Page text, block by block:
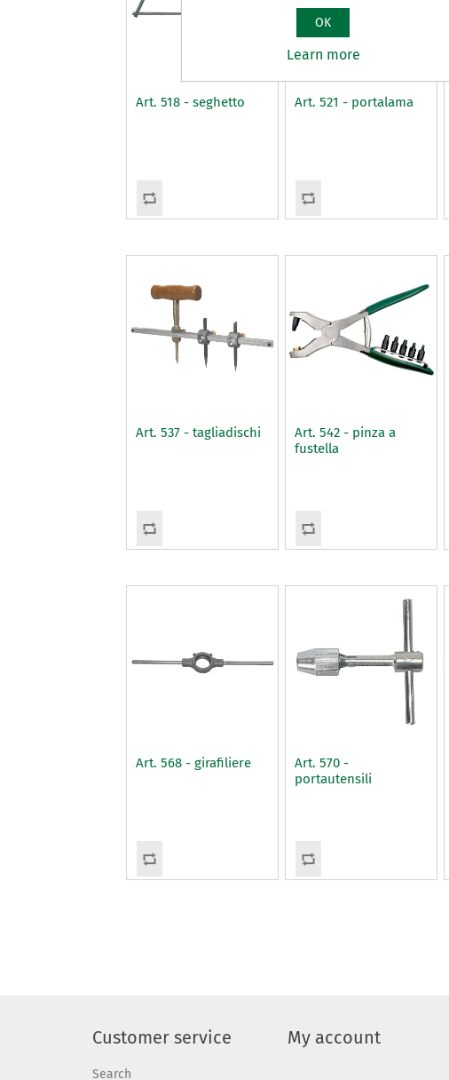
Art. 518 - seghetto Art. 521 - portalama
Art. 537 - tagliadischi
Art. 542 - pinza a
fustella
Art. 568 - girafiliere
Art. 570 -
portautensili
Customer service
Search
My account
OK
Learn more